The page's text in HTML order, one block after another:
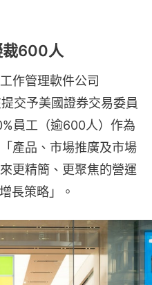
裁600人
作管理軟件公司
交予美國證券交易委員
員工（逾600人）作為
產品、市場推廣及市場
更精簡、更聚焦的營運
長策略」。